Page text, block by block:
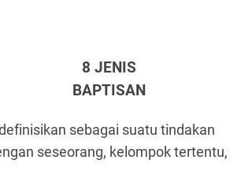
8 JENIS
BAPTISAN
sebagai suatu tindakan
seseorang, kelompok tertentu,